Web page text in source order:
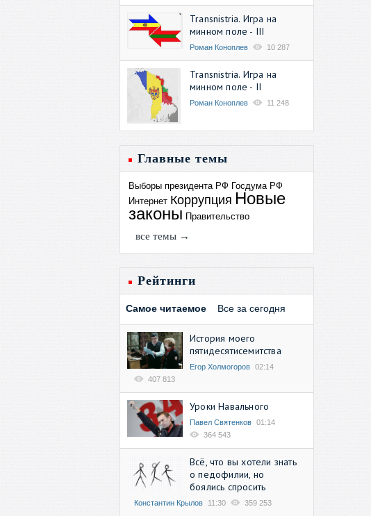
Transnistria. Игра на
минном поле - III
Роман Коноплев 10 287
Transnistria. Игра на
минном поле - II
Роман Коноплев 11 248
Главные темы
Выборы президента РФ Госдума РФ
Интернет Коррупция Новые
законы Правительство
все темы →
Рейтинги
Самое читаемое Все за сегодня
История моего
пятидесятисемитства
Егор Холмогоров 02:14
407 813
Уроки Навального
Павел Святенков 01:14
364 543
Всё, что вы хотели знать
о педофилии, но
боялись спросить
Константин Крылов 11:30 359 253